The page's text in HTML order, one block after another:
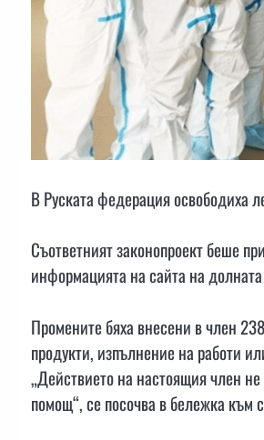
В Руската федерация освободиха
Съответният законопроект беше
информацията на сайта на
Промените бяха внесени в член
продукти, изпълнение на работи
„Действието на настоящия член
помощ“, се посочва в бележка към